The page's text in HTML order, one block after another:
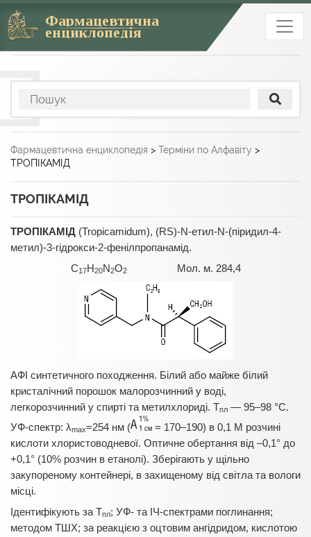
Фармацевтична
енциклопедія
Фармацевтична енциклопедія > Терміни по Алфавіту >
ТРОПІКАМІД
ТРОПІКАМІД
ТРОПІКАМІД (Tropicamidum), (RS)-N-етил-N-(піридил-4-
метил)-3-гідрокси-2-фенілпропанамід.
С17Н20N2О2 Мол. м. 284,4
АФІ синтетичного походження. Білий або майже білий
кристалічний порошок малорозчинний у воді,
легкорозчинний у спирті та метилхлориді. Тпл — 95–98 °С.
УФ-спектр: λmax=254 нм (
= 170–190) в 0,1 М розчині
кислоти хлористоводневої. Оптичне обертання від –0,1° до
+0,1° (10% розчин в етанолі). Зберігають у щільно
закупореному контейнері, в захищеному від світла та вологи
місці.
Ідентифікують за Тпл; УФ- та ІЧ-спектрами поглинання;
методом ТШХ; за реакцією з оцтовим ангідридом, кислотою